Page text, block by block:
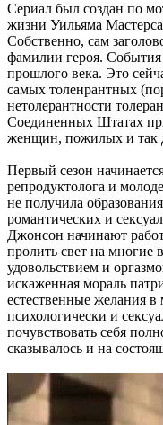
Сериал был создан по
жизни Уильяма
Собственно, сам
фамилии героя.
прошлого века. Это
самых толенрантных
нетолерантности
Соединенных Штатах
женщин, пожилых и так
Первый сезон
репродуктолога и
не получила
романтических и
Джонсон начинают
пролить свет на многие
удовольствием и
искаженная мораль
естественные желания
психологически и
почувствовать себя
сказывалось и на